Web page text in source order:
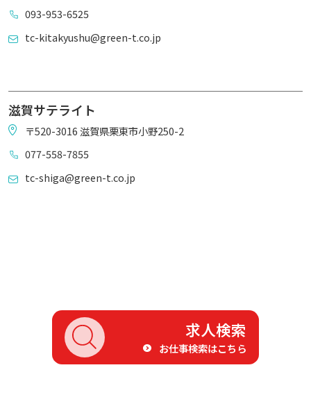
093-953-6525
tc-kitakyushu@green-t.co.jp
滋賀サテライト
〒520-3016 滋賀県栗東市小野250-2
077-558-7855
tc-shiga@green-t.co.jp
求人検索
お仕事検索はこちら